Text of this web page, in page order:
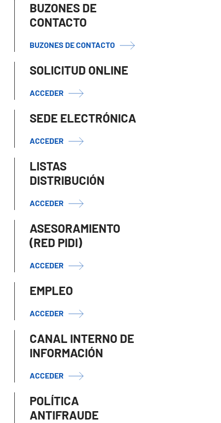
BUZONES DE
CONTACTO
BUZONES DE CONTACTO
SOLICITUD ONLINE
ACCEDER
SEDE ELECTRÓNICA
ACCEDER
LISTAS
DISTRIBUCIÓN
ACCEDER
ASESORAMIENTO
(RED PIDI)
ACCEDER
EMPLEO
ACCEDER
CANAL INTERNO DE
INFORMACIÓN
ACCEDER
POLÍTICA
ANTIFRAUDE